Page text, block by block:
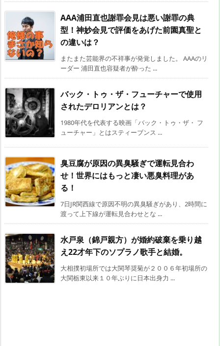
AAA浦田直也謝罪会見は悪い謝罪の典
型！神妙会見で評価をあげた前園真聖と
の違いは？
またまた芸能界の不祥事が発覚しました。 AAAのリ
ーダー 浦田直也容疑者が酔った ...
バック・トゥ・ザ・フューチャーで使用
されたデロリアンとは？
1980年代を代表する映画「バック・トゥ・ザ・ フ
ューチャー」とはスティーブンス ...
臭豆腐が原因の異臭騒ぎで運転見合わ
せ！世界にはもっと凄い悪臭料理があ
る！
7日JR関西線で原因不明の異臭騒ぎがあり、2時間に
渡って上下線が運転見合わせとな ...
水戸泉（錦戸親方）が婚約破棄を乗り越
え22才年下のソプラノ歌手と結婚。
大相撲初場所では大関琴奨菊が２００６年初場所の
大関栃東以来１０年ぶりに日本出身力 ...